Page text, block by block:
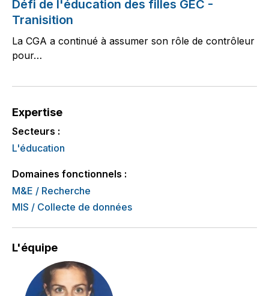
Défi de l'éducation des filles GEC -
Tranisition
La CGA a continué à assumer son rôle de contrôleur
pour…
Expertise
Secteurs :
L'éducation
Domaines fonctionnels :
M&E / Recherche
MIS / Collecte de données
L'équipe